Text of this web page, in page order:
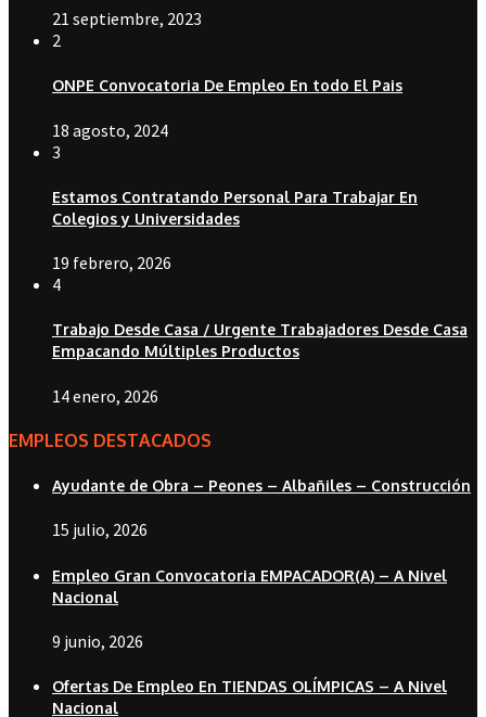
21 septiembre, 2023
2
ONPE Convocatoria De Empleo En todo El Pais
18 agosto, 2024
3
Estamos Contratando Personal Para Trabajar En
Colegios y Universidades
19 febrero, 2026
4
Trabajo Desde Casa / Urgente Trabajadores Desde Casa
Empacando Múltiples Productos
14 enero, 2026
EMPLEOS DESTACADOS
Ayudante de Obra – Peones – Albañiles – Construcción
15 julio, 2026
Empleo Gran Convocatoria EMPACADOR(A) – A Nivel
Nacional
9 junio, 2026
Ofertas De Empleo En TIENDAS OLÍMPICAS – A Nivel
Nacional